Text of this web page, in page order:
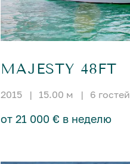
MAJESTY 48FT
2015 | 15.00 м | 6 гостей
от 21 000 € в неделю